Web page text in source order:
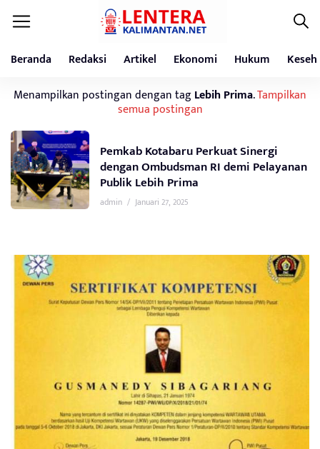
Beranda Redaksi Artikel Ekonomi Hukum
Menampilkan postingan dengan tagLebih Prima.Tampilkan
semua postingan
Pemkab Kotabaru Perkuat Sinergi
dengan Ombudsman RI demi Pelayanan
Publik Lebih Prima
admin / Januari 27, 2025